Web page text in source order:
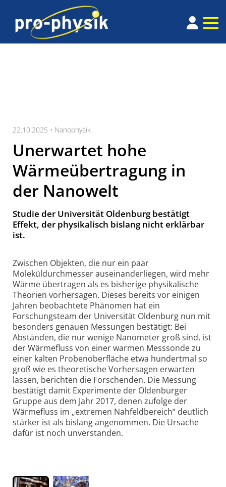
22.10.2025 • Nanophysik
Unerwartet hohe
Wärmeübertragung in
der Nanowelt
Studie der Universität Oldenburg bestätigt
Effekt, der physikalisch bislang nicht erklärbar
ist.
Zwischen Objekten, die nur ein paar
Moleküldurchmesser auseinanderliegen, wird mehr
Wärme übertragen als es bisherige physikalische
Theorien vorhersagen. Dieses bereits vor einigen
Jahren beobachtete Phänomen hat ein
Forschungsteam der Universität Oldenburg nun mit
besonders genauen Messungen bestätigt: Bei
Abständen, die nur wenige Nanometer groß sind, ist
der Wärmefluss von einer warmen Messsonde zu
einer kalten Probenoberfläche etwa hundertmal so
groß wie es theoretische Vorhersagen erwarten
lassen, berichten die Forschenden. Die Messung
bestätigt damit Experimente der Oldenburger
Gruppe aus dem Jahr 2017, denen zufolge der
Wärmefluss im „extremen Nahfeldbereich“ deutlich
stärker ist als bislang angenommen. Die Ursache
dafür ist noch unverstanden.